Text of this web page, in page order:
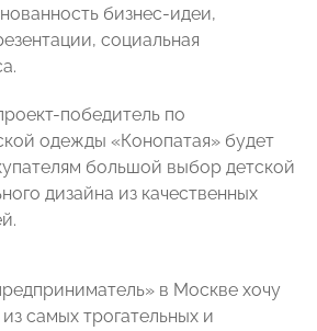
бизнес-идеи,
социальная
победитель по
одежды «Конопатая» будет
большой выбор детской
дизайна из качественных
в Москве хочу
самых трогательных и